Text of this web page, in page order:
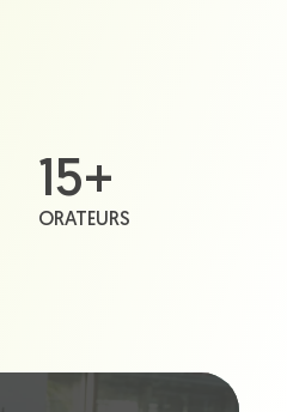
15+
ORATEURS